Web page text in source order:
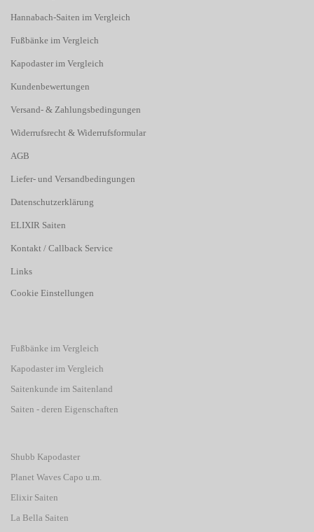
Hannabach-Saiten im Vergleich
Fußbänke im Vergleich
Kapodaster im Vergleich
Kundenbewertungen
Versand- & Zahlungsbedingungen
Widerrufsrecht & Widerrufsformular
AGB
Liefer- und Versandbedingungen
Datenschutzerklärung
ELIXIR Saiten
Kontakt / Callback Service
Links
Cookie Einstellungen
Fußbänke im Vergleich
Kapodaster im Vergleich
Saitenkunde im Saitenland
Saiten - deren Eigenschaften
Shubb Kapodaster
Planet Waves Capo u.m.
Elixir Saiten
La Bella Saiten